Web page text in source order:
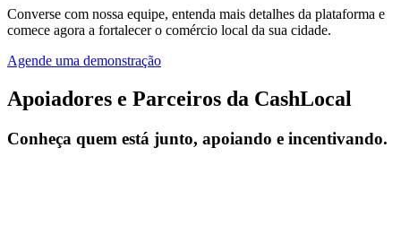
Converse com nossa equipe, entenda mais detalhes da plataforma e
comece agora a fortalecer o comércio local da sua cidade.
Agende uma demonstração
Apoiadores e Parceiros da CashLocal
Conheça quem está junto, apoiando e incentivando.